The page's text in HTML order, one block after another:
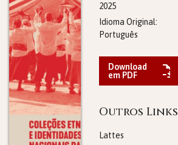
2025
Idioma Original:
Português
Download
em PDF
Outros Links
Lattes